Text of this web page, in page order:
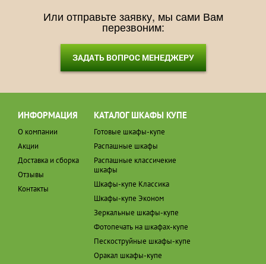
Или отправьте заявку, мы сами Вам
перезвоним:
ЗАДАТЬ ВОПРОС МЕНЕДЖЕРУ
ИНФОРМАЦИЯ
О компании
Акции
Доставка и сборка
Отзывы
Контакты
КАТАЛОГ ШКАФЫ КУПЕ
Готовые шкафы-купе
Распашные шкафы
Распашные классичекие
шкафы
Шкафы-купе Классика
Шкафы-купе Эконом
Зеркальные шкафы-купе
Фотопечать на шкафах-купе
Пескоструйные шкафы-купе
Оракал шкафы-купе